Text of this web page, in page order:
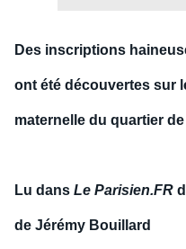
Des inscriptions
ont été découvertes sur
maternelle du quartier
Lu dans Le Parisien.FR
de Jérémy Bouillard